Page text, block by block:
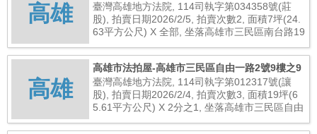
高雄
樓之13
臺灣高雄地方法院, 114司執字第034358號(莊
股), 拍賣日期2026/2/5, 拍賣次數2, 面積7坪(24.
63平方公尺) X 全部, 坐落高雄市三民區南台路19
高雄
高雄市法拍屋-高雄市三民區自由一路2號9樓之9
臺灣高雄地方法院, 114司執字第012317號(讓
股), 拍賣日期2026/2/4, 拍賣次數3, 面積19坪(6
5.61平方公尺) X 2分之1, 坐落高雄市三民區自由